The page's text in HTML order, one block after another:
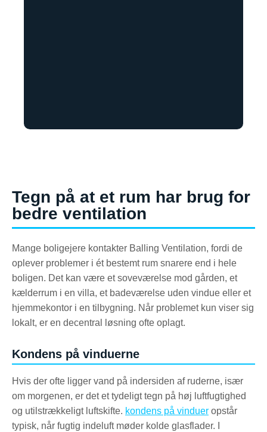
Tegn på at et rum har brug for
bedre ventilation
Mange boligejere kontakter Balling Ventilation, fordi de
oplever problemer i ét bestemt rum snarere end i hele
boligen. Det kan være et soveværelse mod gården, et
kælderrum i en villa, et badeværelse uden vindue eller et
hjemmekontor i en tilbygning. Når problemet kun viser sig
lokalt, er en decentral løsning ofte oplagt.
Kondens på vinduerne
Hvis der ofte ligger vand på indersiden af ruderne, især
om morgenen, er det et tydeligt tegn på høj luftfugtighed
og utilstrækkeligt luftskifte. kondens på vinduer opstår
typisk, når fugtig indeluft møder kolde glasflader. I